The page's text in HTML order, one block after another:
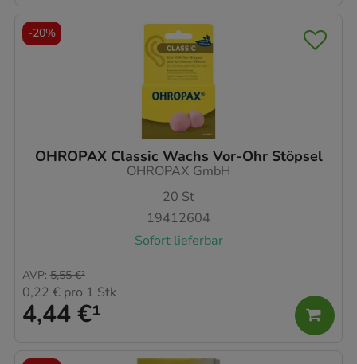
OHROPAX Classic Wachs Vor-Ohr Stöpsel
OHROPAX GmbH
20 St
19412604
Sofort lieferbar
4,44 €¹
AVP: 5,55 €²
0,22 € pro 1 Stk
-20%